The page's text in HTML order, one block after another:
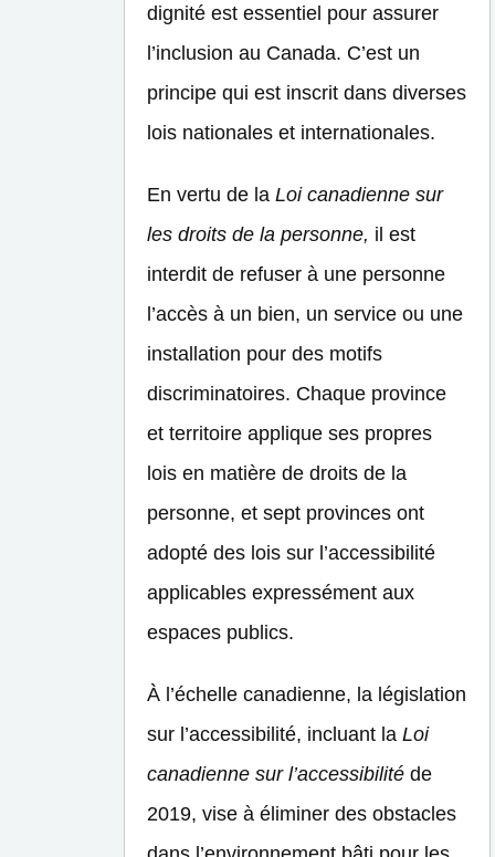
dignité est essentiel pour assurer
l’inclusion au Canada. C’est un
principe qui est inscrit dans diverses
lois nationales et internationales.
En vertu de la Loi canadienne sur
les droits de la personne, il est
interdit de refuser à une personne
l’accès à un bien, un service ou une
installation pour des motifs
discriminatoires. Chaque province
et territoire applique ses propres
lois en matière de droits de la
personne, et sept provinces ont
adopté des lois sur l’accessibilité
applicables expressément aux
espaces publics.
À l’échelle canadienne, la législation
sur l’accessibilité, incluant la Loi
canadienne sur l’accessibilité de
2019, vise à éliminer des obstacles